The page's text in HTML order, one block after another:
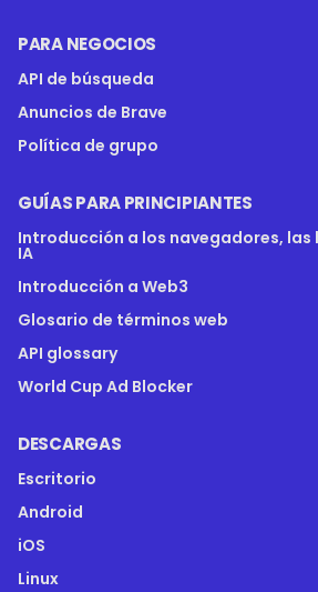
PARA NEGOCIOS
API de búsqueda
Anuncios de Brave
Política de grupo
GUÍAS PARA PRINCIPIANTES
Introducción a los navegadores, las
IA
Introducción a Web3
Glosario de términos web
API glossary
World Cup Ad Blocker
DESCARGAS
Escritorio
Android
iOS
Linux